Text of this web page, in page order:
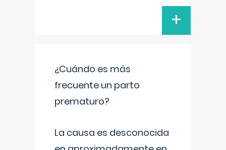
+
¿Cuándo es más
frecuente un parto
prematuro?
La causa es desconocida